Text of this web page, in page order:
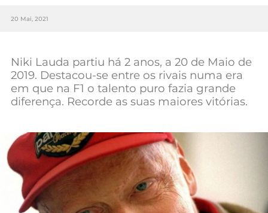
Sociedade
Negócios
Mundial 2026
20 Mai, 2021
Niki Lauda partiu há 2 anos, a 20 de Maio de
2019. Destacou-se entre os rivais numa era
em que na F1 o talento puro fazia grande
diferença. Recorde as suas maiores vitórias.